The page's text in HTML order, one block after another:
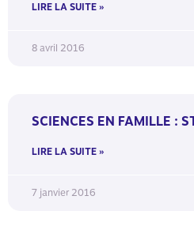
LIRE LA SUITE »
8 avril 2016
SCIENCES EN FAMILLE :
LIRE LA SUITE »
7 janvier 2016